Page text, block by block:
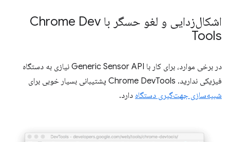
اشکال‌زدایی و لغو حسگر با Chrome Dev
Tools
در برخی موارد، برای کار با Generic Sensor API نیازی به دستگاه
فیزیکی ندارید. Chrome DevTools پشتیبانی بسیار خوبی برای
شبیه‌سازی جهت‌گیری دستگاه دارد.